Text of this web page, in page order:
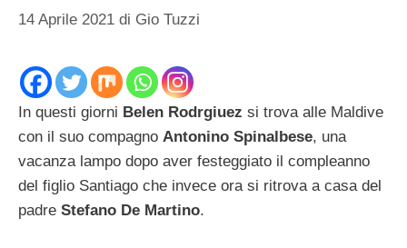
14 Aprile 2021 di Gio Tuzzi
In questi giorni Belen Rodrgiuez si trova alle Maldive
con il suo compagno Antonino Spinalbese, una
vacanza lampo dopo aver festeggiato il compleanno
del figlio Santiago che invece ora si ritrova a casa del
padre Stefano De Martino.